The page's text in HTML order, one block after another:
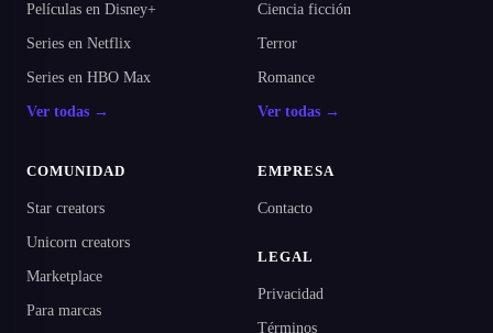
Películas en Disney+
Series en Netflix
Series en HBO Max
Ver todas →
Ciencia ficción
Terror
Romance
Ver todas →
COMUNIDAD
Star creators
Unicorn creators
Marketplace
Para marcas
EMPRESA
Contacto
LEGAL
Privacidad
Términos